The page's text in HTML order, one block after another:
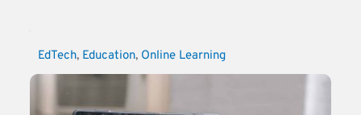
EdTech, Education, Online Learning